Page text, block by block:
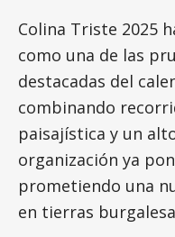
Colina Triste 2025
como una de las
destacadas del
combinando
paisajística y un
organización ya
prometiendo una
en tierras